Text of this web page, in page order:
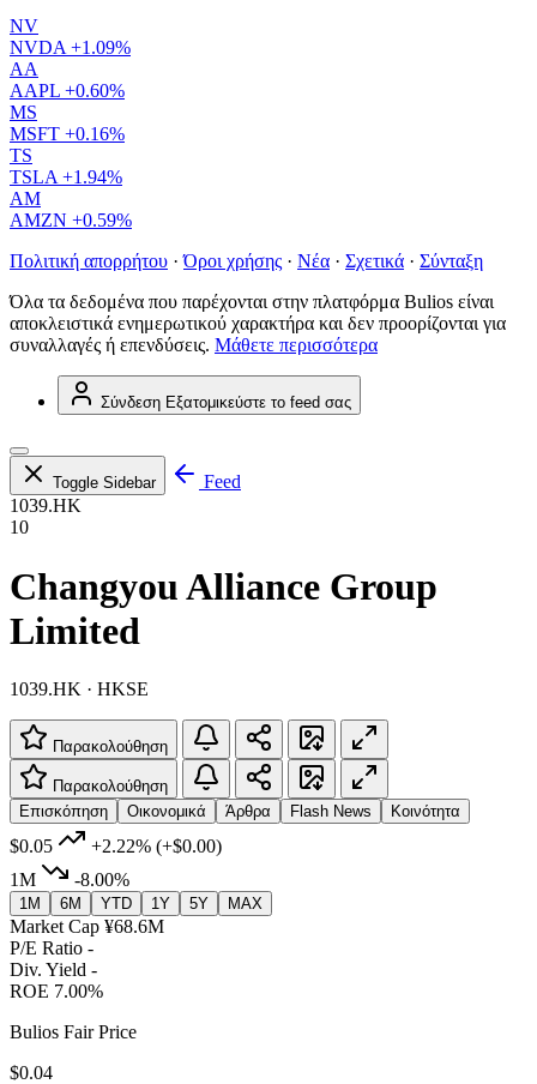
NV
NVDA +1.09%
AA
AAPL +0.60%
MS
MSFT +0.16%
TS
TSLA +1.94%
AM
AMZN +0.59%
Πολιτική απορρήτου · Όροι χρήσης · Νέα · Σχετικά · Σύνταξη
Όλα τα δεδομένα που παρέχονται στην πλατφόρμα Bulios είναι
αποκλειστικά ενημερωτικού χαρακτήρα και δεν προορίζονται για
συναλλαγές ή επενδύσεις. Μάθετε περισσότερα
Σύνδεση Εξατομικεύστε το feed σας
Toggle Sidebar
Feed
1039.HK
10
Changyou Alliance Group
Limited
1039.HK · HKSE
Παρακολούθηση
Παρακολούθηση
Επισκόπηση
Οικονομικά Άρθρα Flash News Κοινότητα
$0.05 +2.22% (+$0.00)
1M
-8.00%
1M 6M YTD 1Y 5Y MAX
Market Cap ¥68.6M
P/E Ratio -
Div. Yield -
ROE 7.00%
Bulios Fair Price
$0.04